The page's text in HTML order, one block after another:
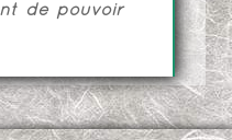
de pouvoir